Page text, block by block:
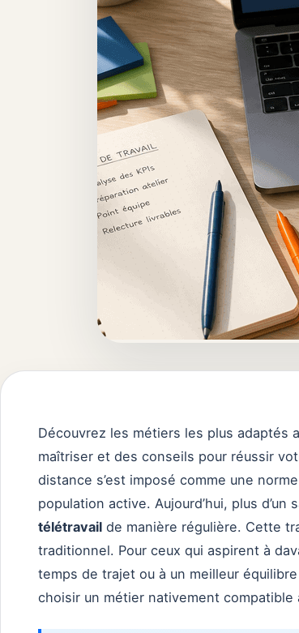
Découvrez les métiers les plus adaptés
maîtriser et des conseils pour réussir
distance s’est imposé comme une
population active. Aujourd’hui, plus
télétravail de manière régulière. Cette
traditionnel. Pour ceux qui aspirent à
temps de trajet ou à un meilleur
choisir un métier nativement